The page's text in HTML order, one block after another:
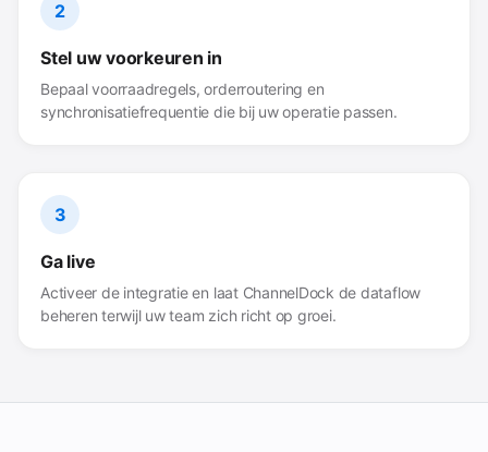
2
Stel uw voorkeuren in
Bepaal voorraadregels, orderroutering en
synchronisatiefrequentie die bij uw operatie passen.
3
Ga live
Activeer de integratie en laat ChannelDock de dataflow
beheren terwijl uw team zich richt op groei.